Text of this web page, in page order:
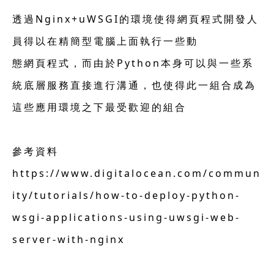
透過Nginx+uWSGI的環境使得網頁程式開發人
員得以在精簡型電腦上面執行一些動
態網頁程式，而由於Python本身可以與一些系
統底層服務直接進行溝通，也使得此一組合成為
這些應用環境之下最受歡迎的組合
參考資料
https://www.digitalocean.com/commun
ity/tutorials/how-to-deploy-python-
wsgi-applications-using-uwsgi-web-
server-with-nginx